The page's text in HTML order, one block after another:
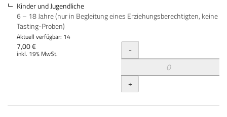
Kinder und Jugendliche
6 – 18 Jahre (nur in Begleitung eines Erziehungsberechtigten, keine
Tasting-Proben)
Aktuell verfügbar: 14
7,00 €
inkl. 19% MwSt. Menge
-
+